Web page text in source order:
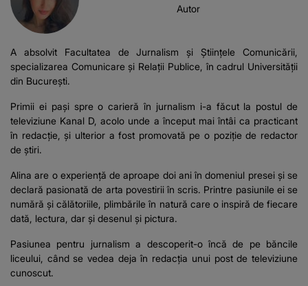
Autor
A absolvit Facultatea de Jurnalism și Științele Comunicării,
specializarea Comunicare și Relații Publice, în cadrul Universității
din București.
Primii ei pași spre o carieră în jurnalism i-a făcut la postul de
televiziune Kanal D, acolo unde a început mai întâi ca practicant
în redacție, și ulterior a fost promovată pe o poziție de redactor
de știri.
Alina are o experiență de aproape doi ani în domeniul presei și se
declară pasionată de arta povestirii în scris. Printre pasiunile ei se
numără și călătoriile, plimbările în natură care o inspiră de fiecare
dată, lectura, dar și desenul și pictura.
Pasiunea pentru jurnalism a descoperit-o încă de pe băncile
liceului, când se vedea deja în redacția unui post de televiziune
cunoscut.